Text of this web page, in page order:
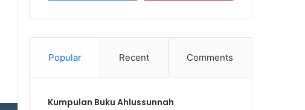
Popular Recent Comments
Kumpulan Buku Ahlussunnah